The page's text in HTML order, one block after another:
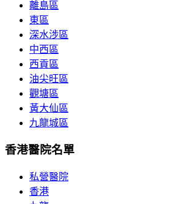
離島區
東區
深水涉區
中西區
西貢區
油尖旺區
觀塘區
黃大仙區
九龍城區
香港醫院名單
私營醫院
香港